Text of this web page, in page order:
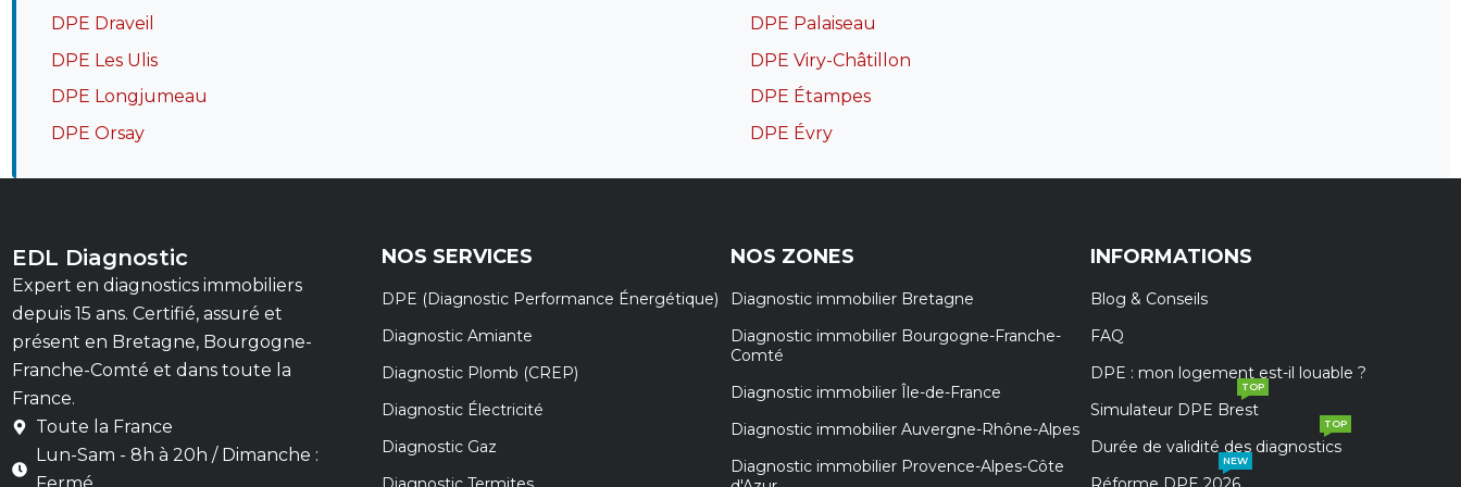
DPE Draveil
DPE Les Ulis
DPE Longjumeau
DPE Orsay
DPE Palaiseau
DPE Viry-Châtillon
DPE Étampes
DPE Évry
EDL Diagnostic
Expert en diagnostics immobiliers
depuis 15 ans. Certifié, assuré et
présent en Bretagne, Bourgogne-
Franche-Comté et dans toute la
France.
Toute la France
Lun-Sam - 8h à 20h / Dimanche :
Fermé
NOS SERVICES
DPE (Diagnostic Performance Énergétique)
Diagnostic Amiante
Diagnostic Plomb (CREP)
Diagnostic Électricité
Diagnostic Gaz
NOS ZONES
Diagnostic immobilier Bretagne
Diagnostic immobilier Bourgogne-Franche-
Comté
Diagnostic immobilier Île-de-France
Diagnostic immobilier Auvergne-Rhône-Alpes
Diagnostic immobilier Provence-Alpes-Côte
INFORMATIONS
Blog & Conseils
FAQ
DPE : mon logement est-il louable ?
Simulateur DPE Brest
TOP
Durée de validité des diagnostics
TOP
NEW